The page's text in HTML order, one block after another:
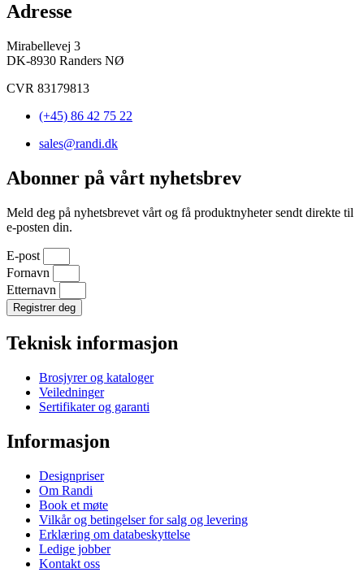
Adresse
Mirabellevej 3
DK-8930 Randers NØ
CVR 83179813
(+45) 86 42 75 22
sales@randi.dk
Abonner på vårt nyhetsbrev
Meld deg på nyhetsbrevet vårt og få produktnyheter sendt direkte til
e-posten din.
E-post
Fornavn
Etternavn
Registrer deg
Teknisk informasjon
Brosjyrer og kataloger
Veiledninger
Sertifikater og garanti
Informasjon
Designpriser
Om Randi
Book et møte
Vilkår og betingelser for salg og levering
Erklæring om databeskyttelse
Ledige jobber
Kontakt oss